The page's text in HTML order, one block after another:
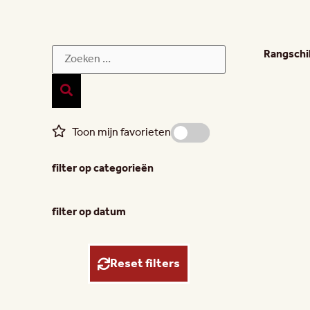
Toon mijn favorieten
filter op categorieën
filter op datum
Reset filters